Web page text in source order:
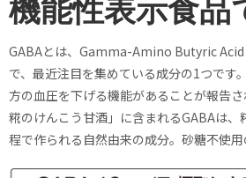
機能性表示食品
GABAとは、Gamma-Amino Butyric Acid
で、最近注目を集めている成分の1つです
方の血圧を下げる機能があることが報告
糀のけんこう甘酒」に含まれるGABAは、
程で作られる自然由来の成分。砂糖不使用